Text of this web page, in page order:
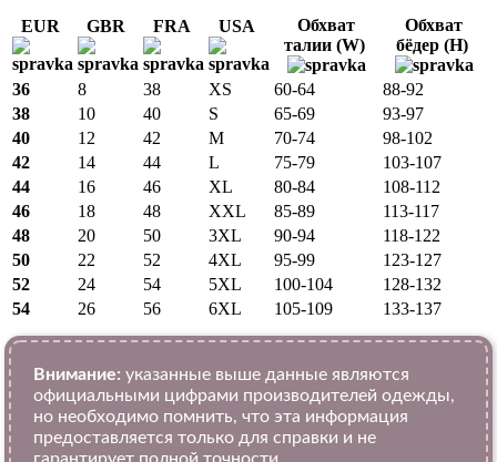
EUR GBR FRA USA
Обхват
талии (W)
Обхват
бёдер (H)
36 8 38 XS 60-64
88-92
38
10 40 S 65-69
93-97
40
12 42 M 70-74
98-102
42
14 44 L 75-79
103-107
44
16 46 XL 80-84
108-112
46
18 48 XXL 85-89
113-117
48
20 50 3XL 90-94
118-122
50
22 52 4XL 95-99
123-127
52
24 54 5XL 100-104
128-132
54
26 56 6XL 105-109 133-137
Внимание: указанные выше данные являются
официальными цифрами производителей одежды,
но необходимо помнить, что эта информация
предоставляется только для справки и не
гарантирует полной точности.